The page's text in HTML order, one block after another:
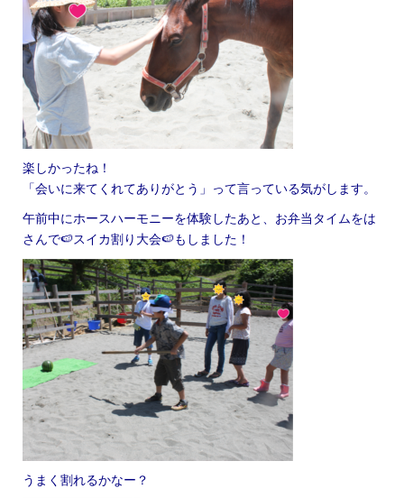
楽しかったね！
「会いに来てくれてありがとう」って言っている気がします。
午前中にホースハーモニーを体験したあと、お弁当タイムをは
さんで🍉スイカ割り大会🍉もしました！
うまく割れるかなー？